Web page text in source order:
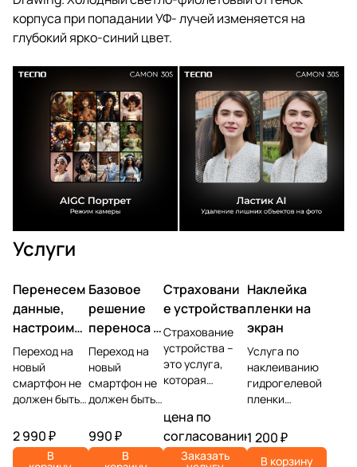
корпуса при попадании УФ- лучей изменяется на
глубокий ярко-синий цвет.
Услуги
Перенесем
данные,
настроим
учетную
запись,
установим
ПО
Переход на
новый
смартфон не
должен быть
болью.
Доверьте
самую
2 990 ₽
В
Базовое
решение
переноса и
настройки
Переход на
новый
смартфон не
должен быть
болью.
Доверьте
самую
990 ₽
В
Страховани
е устройства
Страхование
устройства –
это услуга,
которая
защитить
владельца
устройства от
различных
цена по
согласованию
Заказать
Наклейка
пленки на
экран
Услуга по
наклеиванию
гидрогелевой
пленки
собой процесс
защиты экрана
мобильного
1 200 ₽
В корзину